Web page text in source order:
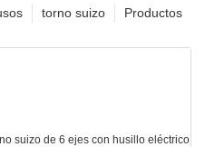
Productos
torno suizo